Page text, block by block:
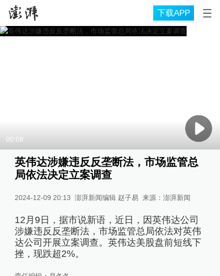
下载APP
00:08
英伟达涉嫌违反反垄断法，市场监管总
局依法决定立案调查
2024-12-09 20:13 澎湃新闻编辑 赵子易 来源： 澎湃新闻
12月9日，据市说新语，近日，因英伟达公司
涉嫌违反反垄断法，市场监管总局依法对英伟
达公司开展立案调查。英伟达美股盘前短线下
挫，现跌超2%。